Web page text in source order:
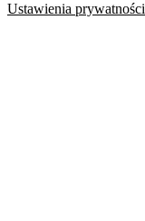
Ustawienia prywatności